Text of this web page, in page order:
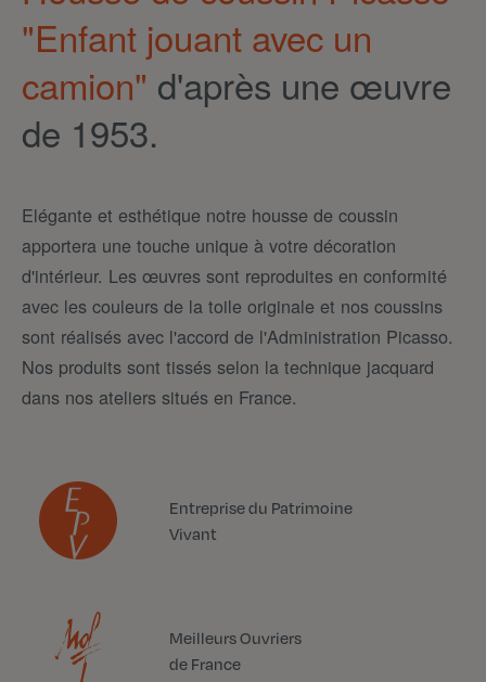
"Enfant jouant avec un
camion" d'après une œuvre
de 1953.
Elégante et esthétique notre housse de coussin
apportera une touche unique à votre décoration
d'intérieur. Les œuvres sont reproduites en conformité
avec les couleurs de la toile originale et nos coussins
sont réalisés avec l'accord de l'Administration Picasso.
Nos produits sont tissés selon la technique jacquard
dans nos ateliers situés en France.
Entreprise du Patrimoine
Vivant
Meilleurs Ouvriers
de France